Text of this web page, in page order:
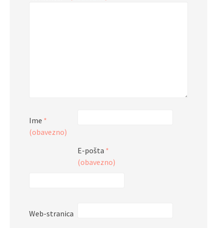
Ime *
(obavezno)
E-pošta *
(obavezno)
Web-stranica